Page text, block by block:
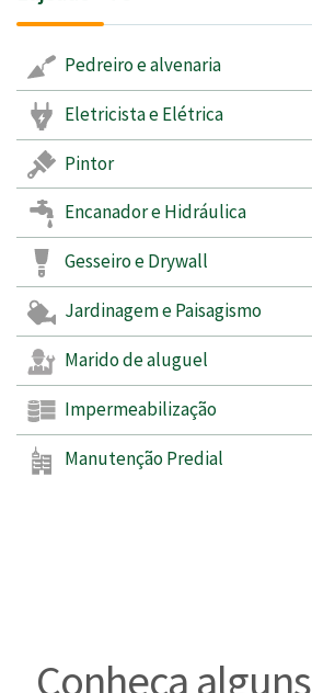
Pedreiro e alvenaria
Eletricista e Elétrica
Pintor
Encanador e Hidráulica
Gesseiro e Drywall
Jardinagem e Paisagismo
Marido de aluguel
Impermeabilização
Manutenção Predial
Conheça alguns